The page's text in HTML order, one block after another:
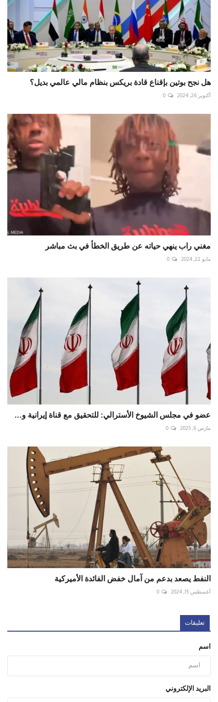
هل نجح بوتين بإقناع قادة بريكس بنظام مالي عالمي بديل؟
أكتوبر 26, 2024 0
مغني راب ينهي حياته عن طريق الخطأ في بث مباشر
مايو 22, 2024 0
عضو في مجلس الشيوخ الأسترالي: للتحقيق مع قناة إيرانية و...
مارس 6, 2025 0
النفط يصعد بدعم من آمال خفض الفائدة الأميركية
أغسطس 15, 2024 0
تعليقات
اسم
البريد الإلكتروني